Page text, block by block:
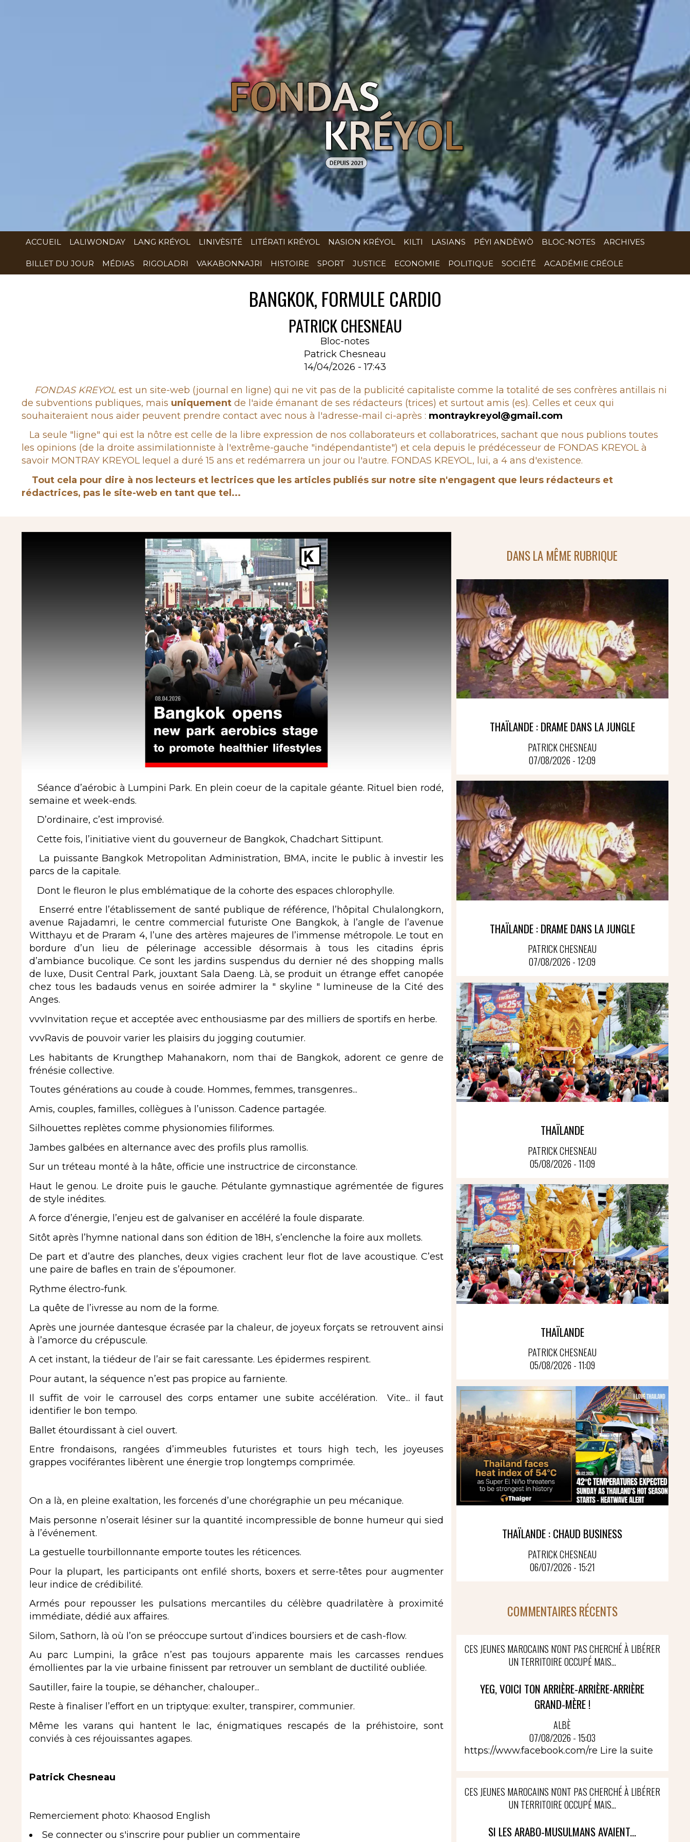
ACCUEIL LALIWONDAY LANG KRÉYOL LINIVÈSITÉ LITÉRATI KRÉYOL NASION KRÉYOL KILTI LASIANS PÉYI ANDÈWÒ BLOC-NOTES ARCHIVES
BILLET DU JOUR MÉDIAS RIGOLADRI VAKABONNAJRI HISTOIRE SPORT JUSTICE ECONOMIE POLITIQUE SOCIÉTÉ ACADÉMIE CRÉOLE
BANGKOK, FORMULE CARDIO
PATRICK CHESNEAU
Bloc-notes
Patrick Chesneau
14/04/2026 - 17:43
Rubrique
FONDAS KREYOL est un site-web (journal en ligne) qui ne vit pas de la publicité capitaliste comme la totalité de ses confrères antillais ni
de subventions publiques, mais uniquement de l'aide émanant de ses rédacteurs (trices) et surtout amis (es). Celles et ceux qui
souhaiteraient nous aider peuvent prendre contact avec nous à l'adresse-mail ci-après : montraykreyol@gmail.com
La seule "ligne" qui est la nôtre est celle de la libre expression de nos collaborateurs et collaboratrices, sachant que nous publions toutes
les opinions (de la droite assimilationniste à l'extrême-gauche "indépendantiste") et cela depuis le prédécesseur de FONDAS KREYOL à
savoir MONTRAY KREYOL lequel a duré 15 ans et redémarrera un jour ou l'autre. FONDAS KREYOL, lui, a 4 ans d'existence.
Tout cela pour dire à nos lecteurs et lectrices que les articles publiés sur notre site n'engagent que leurs rédacteurs et
rédactrices, pas le site-web en tant que tel...
Séance d’aérobic à Lumpini Park. En plein coeur de la capitale géante. Rituel bien rodé,
semaine et week-ends.
D’ordinaire, c’est improvisé.
Cette fois, l’initiative vient du gouverneur de Bangkok, Chadchart Sittipunt.
La puissante Bangkok Metropolitan Administration, BMA, incite le public à investir les
parcs de la capitale.
Dont le fleuron le plus emblématique de la cohorte des espaces chlorophylle.
Enserré entre l’établissement de santé publique de référence, l’hôpital Chulalongkorn,
avenue Rajadamri, le centre commercial futuriste One Bangkok, à l’angle de l’avenue
Witthayu et de Praram 4, l’une des artères majeures de l’immense métropole. Le tout en
bordure d’un lieu de pélerinage accessible désormais à tous les citadins épris
d’ambiance bucolique. Ce sont les jardins suspendus du dernier né des shopping malls
de luxe, Dusit Central Park, jouxtant Sala Daeng. Là, se produit un étrange effet canopée
chez tous les badauds venus en soirée admirer la " skyline " lumineuse de la Cité des
Anges.
vvvInvitation reçue et acceptée avec enthousiasme par des milliers de sportifs en herbe.
vvvRavis de pouvoir varier les plaisirs du jogging coutumier.
Les habitants de Krungthep Mahanakorn, nom thaï de Bangkok, adorent ce genre de
frénésie collective.
Toutes générations au coude à coude. Hommes, femmes, transgenres...
Amis, couples, familles, collègues à l’unisson. Cadence partagée.
Silhouettes replètes comme physionomies filiformes.
Jambes galbées en alternance avec des profils plus ramollis.
Sur un tréteau monté à la hâte, officie une instructrice de circonstance.
Haut le genou. Le droite puis le gauche. Pétulante gymnastique agrémentée de figures
de style inédites.
A force d’énergie, l’enjeu est de galvaniser en accéléré la foule disparate.
Sitôt après l’hymne national dans son édition de 18H, s’enclenche la foire aux mollets.
De part et d’autre des planches, deux vigies crachent leur flot de lave acoustique. C’est
une paire de bafles en train de s’époumoner.
Rythme électro-funk.
La quête de l’ivresse au nom de la forme.
Après une journée dantesque écrasée par la chaleur, de joyeux forçats se retrouvent ainsi
à l’amorce du crépuscule.
A cet instant, la tiédeur de l’air se fait caressante. Les épidermes respirent.
Pour autant, la séquence n’est pas propice au farniente.
Il suffit de voir le carrousel des corps entamer une subite accélération. Vite... il faut
identifier le bon tempo.
Ballet étourdissant à ciel ouvert.
Entre frondaisons, rangées d’immeubles futuristes et tours high tech, les joyeuses
grappes vociférantes libèrent une énergie trop longtemps comprimée.
On a là, en pleine exaltation, les forcenés d’une chorégraphie un peu mécanique.
Mais personne n’oserait lésiner sur la quantité incompressible de bonne humeur qui sied
à l’événement.
La gestuelle tourbillonnante emporte toutes les réticences.
Pour la plupart, les participants ont enfilé shorts, boxers et serre-têtes pour augmenter
leur indice de crédibilité.
Armés pour repousser les pulsations mercantiles du célèbre quadrilatère à proximité
immédiate, dédié aux affaires.
Silom, Sathorn, là où l’on se préoccupe surtout d’indices boursiers et de cash-flow.
Au parc Lumpini, la grâce n’est pas toujours apparente mais les carcasses rendues
émollientes par la vie urbaine finissent par retrouver un semblant de ductilité oubliée.
Sautiller, faire la toupie, se déhancher, chalouper...
Reste à finaliser l’effort en un triptyque: exulter, transpirer, communier.
Même les varans qui hantent le lac, énigmatiques rescapés de la préhistoire, sont
conviés à ces réjouissantes agapes.
Patrick Chesneau
Remerciement photo: Khaosod English
Se connecter ou s'inscrire pour publier un commentaire
DANS LA MÊME RUBRIQUE
THAÏLANDE : DRAME DANS LA JUNGLE
PATRICK CHESNEAU
07/08/2026 - 12:09
THAÏLANDE : DRAME DANS LA JUNGLE
PATRICK CHESNEAU
07/08/2026 - 12:09
THAÏLANDE
PATRICK CHESNEAU
05/08/2026 - 11:09
THAÏLANDE
PATRICK CHESNEAU
05/08/2026 - 11:09
THAÏLANDE : CHAUD BUSINESS
PATRICK CHESNEAU
06/07/2026 - 15:21
COMMENTAIRES RÉCENTS
CES JEUNES MAROCAINS N'ONT PAS CHERCHÉ À LIBÉRER
UN TERRITOIRE OCCUPÉ MAIS...
YEG, VOICI TON ARRIÈRE-ARRIÈRE-ARRIÈRE
GRAND-MÈRE !
ALBÈ
07/08/2026 - 15:03
https://www.facebook.com/re Lire la suite
CES JEUNES MAROCAINS N'ONT PAS CHERCHÉ À LIBÉRER
UN TERRITOIRE OCCUPÉ MAIS...
SI LES ARABO-MUSULMANS AVAIENT...